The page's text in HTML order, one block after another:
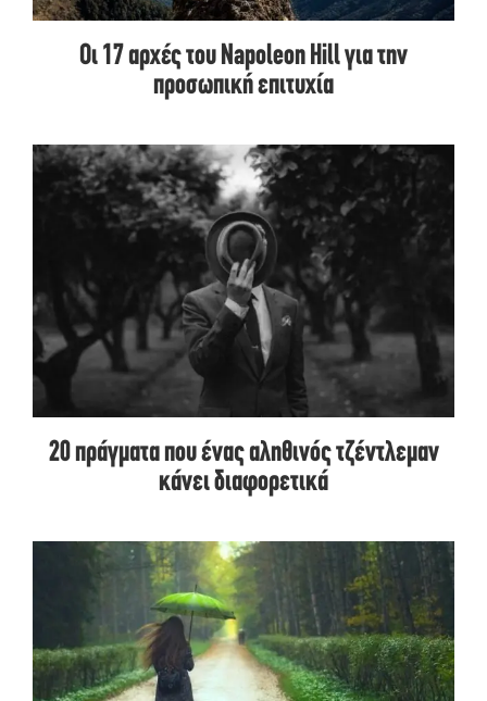
Οι 17 αρχές του Napoleon Hill για την
προσωπική επιτυχία
20 πράγματα που ένας αληθινός τζέντλεμαν
κάνει διαφορετικά